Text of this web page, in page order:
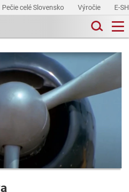
Pečie celé Slovensko Výročie E-